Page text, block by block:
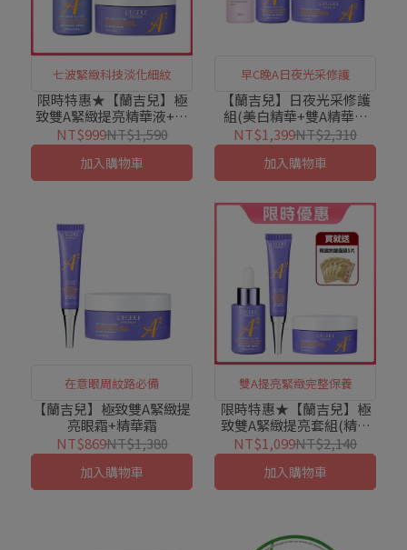
七波緊緻科技淡化細紋
限時特惠★【蘭吉兒】極
致雙A緊緻提亮精華液+精
華霜
NT$999NT$1,590
加入購物車
早C晚A日夜光采修護
【蘭吉兒】日夜光采修護
組(美白精華+雙A精華液
+雙A霜)
NT$1,399NT$2,310
加入購物車
在意眼周紋路必備
【蘭吉兒】極致雙A緊緻提
亮眼霜+精華霜
NT$869NT$1,380
加入購物車
雙A提亮緊緻完整保養
限時特惠★【蘭吉兒】極
致雙A緊緻提亮套組(精華
液+眼霜+精華霜)
NT$1,099NT$2,140
加入購物車